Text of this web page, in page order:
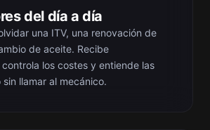
del día a día
una ITV, una renovación de
de aceite. Recibe
los costes y entiende las
llamar al mecánico.